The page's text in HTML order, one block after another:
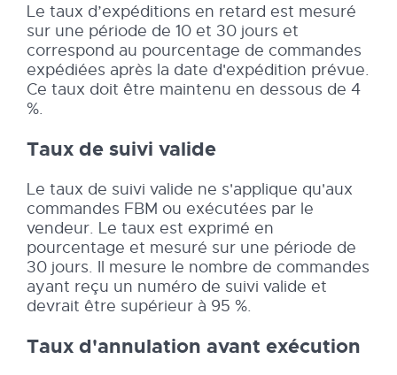
Le taux d’expéditions en retard est mesuré
sur une période de 10 et 30 jours et
correspond au pourcentage de commandes
expédiées après la date d'expédition prévue.
Ce taux doit être maintenu en dessous de 4
%.
Taux de suivi valide
Le taux de suivi valide ne s'applique qu'aux
commandes FBM ou exécutées par le
vendeur. Le taux est exprimé en
pourcentage et mesuré sur une période de
30 jours. Il mesure le nombre de commandes
ayant reçu un numéro de suivi valide et
devrait être supérieur à 95 %.
Taux d'annulation avant exécution